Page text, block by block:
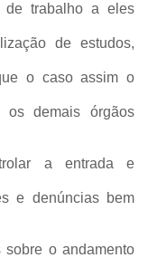
de trabalho a eles
de estudos,
o caso assim o
os demais órgãos
a entrada e
e denúncias bem
sobre o andamento